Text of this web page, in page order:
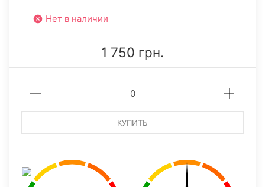
Нет в наличии
1 750 грн.
КУПИТЬ